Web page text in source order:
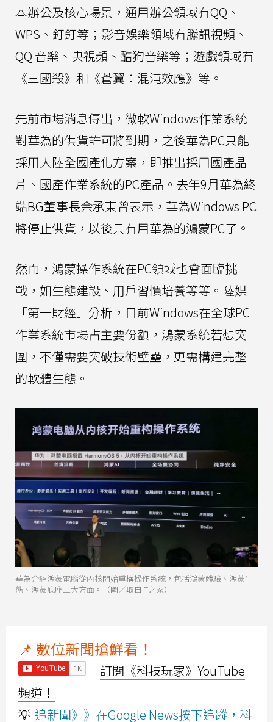
本辦公及核心場景，通用辦公領域有QQ、
WPS、釘釘等；影音娛樂領域有騰訊視頻、
QQ 音樂、央視頻、酷狗音樂等；遊戲領域有
《三國殺》和《蒼翼：混沌效應》等。
先前市場消息傳出，微軟Windows作業系統
對華為的供貨許可將到期，之後華為PC只能
採用大陸全國產化方案，即推出採用國產晶
片、國產作業系統的PC產品。去年9月華為終
端BG董事長余承東曾表示，華為Windows PC
將停止供貨，以後只有用華為的鴻蒙PC了。
然而，鴻蒙操作系統在PC領域也會面臨挑
戰，如生態建設、用戶習慣培養等等。陸媒
「第一財經」分析，目前Windows在全球PC
作業系統市場占主要份額，鴻蒙系統若想突
圍，不僅需要突破技術壁壘，更需構建完整
的軟體生態。
華為介紹鴻蒙電腦從內核開始重構操作系統，包括鴻蒙體驗、鴻蒙生
態、鴻蒙底座三大方面。（圖／取自IT之家）
📌 數位新聞搶鮮看！
訂閱《科技玩家》YouTube
頻道！
💡 追新聞》》在Google News按下追蹤，科